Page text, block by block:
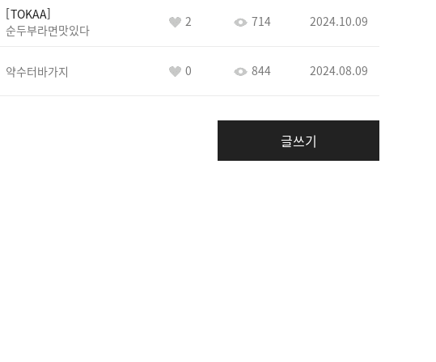
TOKAA
순두부라면맛있다
2 714 2024.10.09
약수터바가지 0 844 2024.08.09
글쓰기